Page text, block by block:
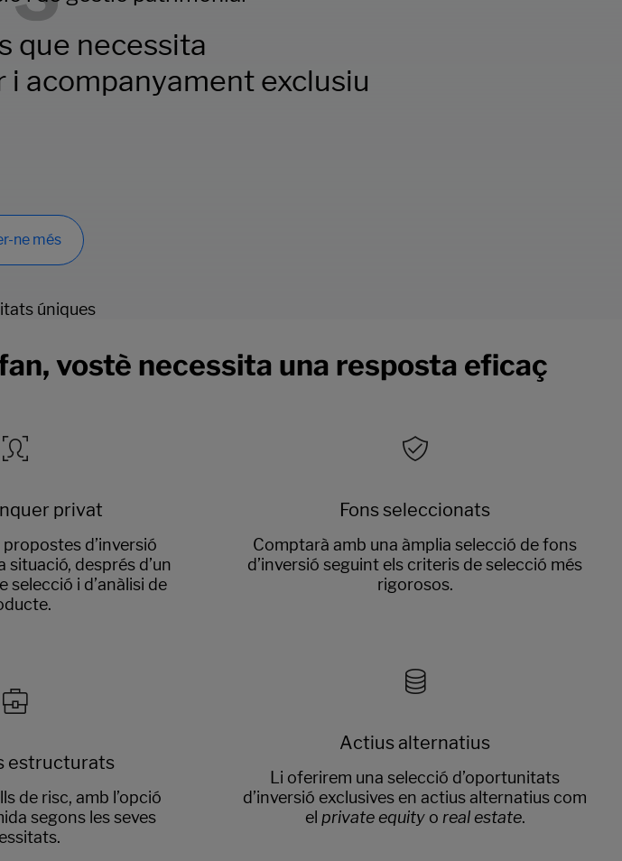
que necessita
acompanyament exclusiu
ne més
úniques
vostè necessita una resposta eficaç
privat
d’inversió
situació, després d’un
i d’anàlisi de
estructurats
de risc, amb l’opció
segons les seves
Fons seleccionats
Comptarà amb una àmplia selecció de fons
d’inversió seguint els criteris de selecció més
rigorosos.
Actius alternatius
Li oferirem una selecció d’oportunitats
d’inversió exclusives en actius alternatius com
el private equityo real estate.